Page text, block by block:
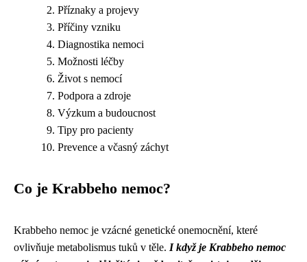
Příznaky a projevy
Příčiny vzniku
Diagnostika nemoci
Možnosti léčby
Život s nemocí
Podpora a zdroje
Výzkum a budoucnost
Tipy pro pacienty
Prevence a včasný záchyt
Co je Krabbeho nemoc?
Krabbeho nemoc je vzácné genetické onemocnění, které
ovlivňuje metabolismus tuků v těle. I když je Krabbeho nemoc